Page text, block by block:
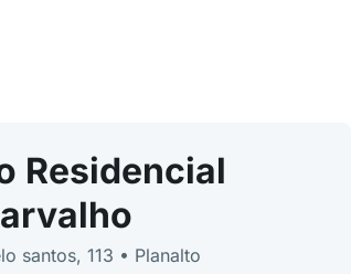
Residencial
santos, 113 • Planalto